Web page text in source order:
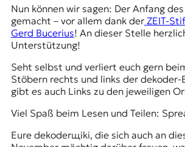
Nun können wir sagen: Der Anfang
gemacht – vor allem dank derZEIT-
Gerd Bucerius! An dieser Stelle
Unterstützung!
Seht selbst und verliert euch gern
Stöbern rechts und links der dekoder-
gibt es auch Links zu den jeweiligen
Viel Spaß beim Lesen und Teilen:
Eure dekoderщiki, die sich auch an